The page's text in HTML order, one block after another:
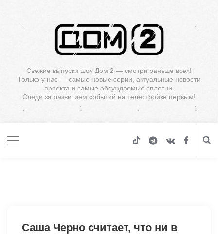
Свежие выпуски шоу Дом 2 — смотри раньше всех!
Только у нас — самые новые серии, актуальные новости
проекта и самые обсуждаемые сплетни.
Следи за развитием событий на телестройке первым!
Саша Чepнo считает, что ни в